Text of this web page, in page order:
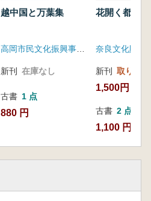
越中国と万葉集
新刊 在庫なし
古書 1 点
880 円
花開く都城
奈良文化財研
新刊 取り寄せ
1,500円
古書 2 点
1,100 円~